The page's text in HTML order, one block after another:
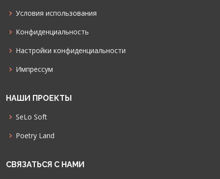
Условия использования
Конфиденциальность
Настройки конфиденциальности
Импрессум
НАШИ ПРОЕКТЫ
SeLo Soft
Poetry Land
СВЯЗАТЬСЯ С НАМИ